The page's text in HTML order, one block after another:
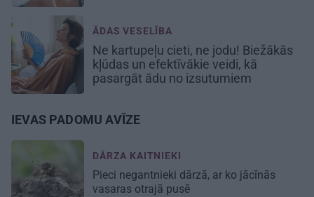
ĀDAS VESELĪBA
Ne kartupeļu cieti, ne jodu! Biežākās
kļūdas un efektīvākie veidi, kā
pasargāt ādu no izsutumiem
IEVAS PADOMU AVĪZE
DĀRZA KAITNIEKI
Pieci negantnieki dārzā, ar ko jācīnās
vasaras otrajā pusē